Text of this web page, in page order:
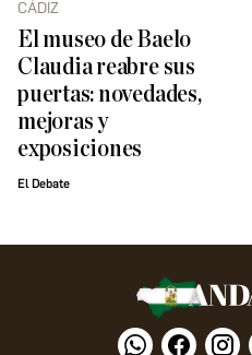
CÁDIZ
El museo de Baelo
Claudia reabre sus
puertas: novedades,
mejoras y
exposiciones
El Debate